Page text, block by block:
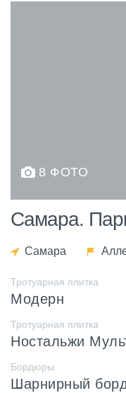
8 ФОТО
Самара.
Самара
Тротуарная плитка
Модерн
Тротуарная плитка
Ностальжи
Бордюры
Шарнирный